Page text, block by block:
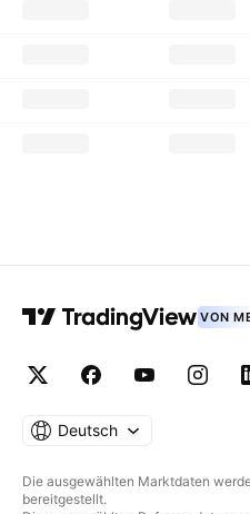
VON
Deutsch
Die ausgewählten Marktdaten
bereitgestellt.